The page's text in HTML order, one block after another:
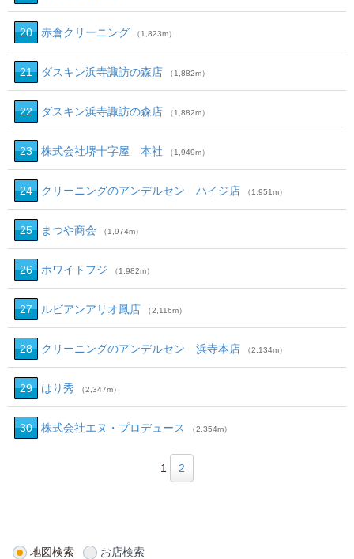
20 赤倉クリーニング （1,823m）
21 ダスキン浜寺諏訪の森店 （1,882m）
22 ダスキン浜寺諏訪の森店 （1,882m）
23 株式会社堺十字屋 本社 （1,949m）
24 クリーニングのアンデルセン ハイジ店 （1,951m）
25 まつや商会 （1,974m）
26 ホワイトフジ （1,982m）
27 ルビアンアリオ鳳店 （2,116m）
28 クリーニングのアンデルセン 浜寺本店 （2,134m）
29 はり秀 （2,347m）
30 株式会社エヌ・プロデュース （2,354m）
1 2
地図検索 お店検索